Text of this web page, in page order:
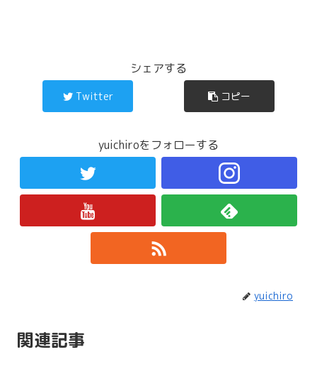
シェアする
Twitter コピー
yuichiroをフォローする
yuichiro
関連記事